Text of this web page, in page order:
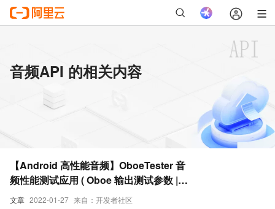
音频API 的相关内容
文章 2022-01-27 来自：开发者社区
【Android 高性能音频】OboeTester 音
频性能测试应用 ( Oboe 输出测试参数 |
API 选择 | 音频输出设备选择 | 采样率 | 通